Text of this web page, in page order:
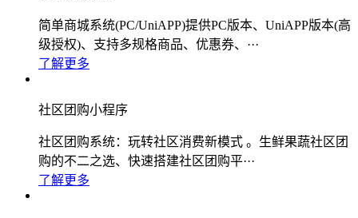
简单商城系统(PC/UniAPP)提供PC版本、UniAPP版本(高
级授权)、支持多规格商品、优惠券、···
了解更多
社区团购小程序
社区团购系统：玩转社区消费新模式 。生鲜果蔬社区团
购的不二之选、快速搭建社区团购平···
了解更多